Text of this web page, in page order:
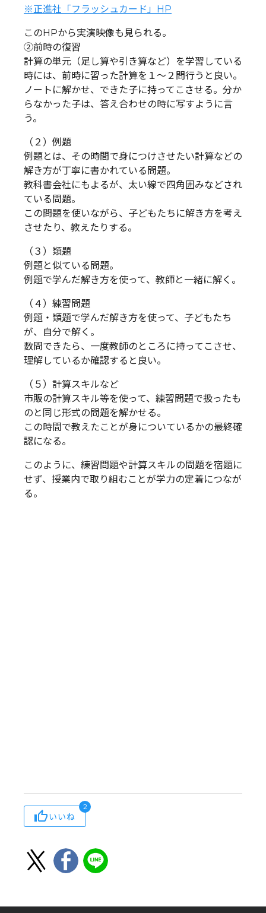
※正進社「フラッシュカード」HP
このHPから実演映像も見られる。
②前時の復習
計算の単元（足し算や引き算など）を学習している
時には、前時に習った計算を１～２問行うと良い。
ノートに解かせ、できた子に持ってこさせる。分か
らなかった子は、答え合わせの時に写すように言
う。
（２）例題
例題とは、その時間で身につけさせたい計算などの
解き方が丁寧に書かれている問題。
教科書会社にもよるが、太い線で四角囲みなどされ
ている問題。
この問題を使いながら、子どもたちに解き方を考え
させたり、教えたりする。
（３）類題
例題と似ている問題。
例題で学んだ解き方を使って、教師と一緒に解く。
（４）練習問題
例題・類題で学んだ解き方を使って、子どもたち
が、自分で解く。
数問できたら、一度教師のところに持ってこさせ、
理解しているか確認すると良い。
（５）計算スキルなど
市販の計算スキル等を使って、練習問題で扱ったも
のと同じ形式の問題を解かせる。
この時間で教えたことが身についているかの最終確
認になる。
このように、練習問題や計算スキルの問題を宿題に
せず、授業内で取り組むことが学力の定着につなが
る。
いいね
2